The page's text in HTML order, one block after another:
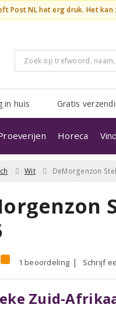
Post NL het erg druk. Het
in huis Gratis
Horeca
Wit DeMorgenzon
1 beoordeling Schrijf
Zuid-